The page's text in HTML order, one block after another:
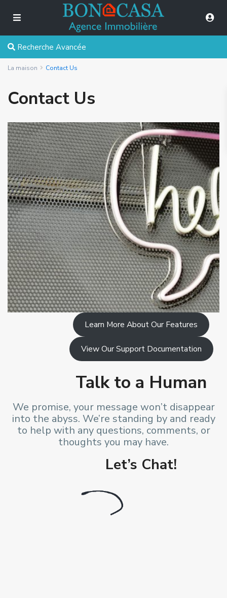
Recherche Avancée
La maison Contact Us
Contact Us
Learn More About Our Features
View Our Support Documentation
Talk to a Human
We promise, your message won’t disappear
into the abyss. We’re standing by and ready
to help with any questions, comments, or
thoughts you may have.
Let’s Chat!